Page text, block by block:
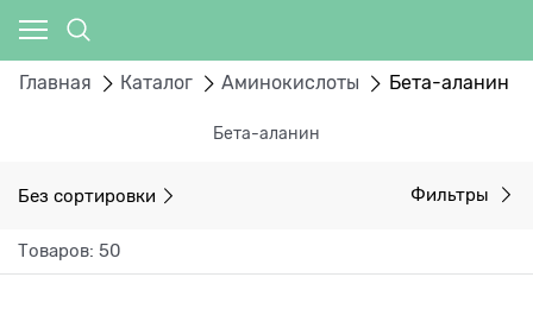
Главная Каталог Аминокислоты Бета-аланин
Бета-аланин
Без сортировки Фильтры
Товаров: 50